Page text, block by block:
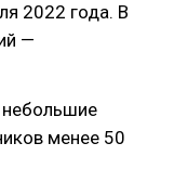
2022 года. В
—
менее 50